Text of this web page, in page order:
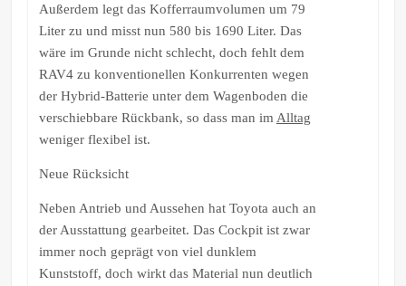
Außerdem legt das Kofferraumvolumen um 79
Liter zu und misst nun 580 bis 1690 Liter. Das
wäre im Grunde nicht schlecht, doch fehlt dem
RAV4 zu konventionellen Konkurrenten wegen
der Hybrid-Batterie unter dem Wagenboden die
verschiebbare Rückbank, so dass man im Alltag
weniger flexibel ist.
Neue Rücksicht
Neben Antrieb und Aussehen hat Toyota auch an
der Ausstattung gearbeitet. Das Cockpit ist zwar
immer noch geprägt von viel dunklem
Kunststoff, doch wirkt das Material nun deutlich